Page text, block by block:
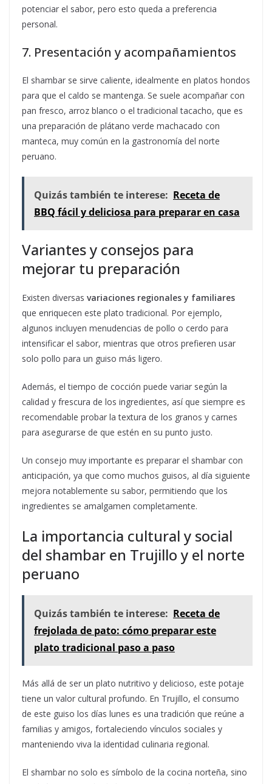
potenciar el sabor, pero esto queda a preferencia
personal.
7. Presentación y acompañamientos
El shambar se sirve caliente, idealmente en platos hondos
para que el caldo se mantenga. Se suele acompañar con
pan fresco, arroz blanco o el tradicional tacacho, que es
una preparación de plátano verde machacado con
manteca, muy común en la gastronomía del norte
peruano.
Quizás también te interese: Receta de
BBQ fácil y deliciosa para preparar en casa
Variantes y consejos para
mejorar tu preparación
Existen diversas variaciones regionales y familiares
que enriquecen este plato tradicional. Por ejemplo,
algunos incluyen menudencias de pollo o cerdo para
intensificar el sabor, mientras que otros prefieren usar
solo pollo para un guiso más ligero.
Además, el tiempo de cocción puede variar según la
calidad y frescura de los ingredientes, así que siempre es
recomendable probar la textura de los granos y carnes
para asegurarse de que estén en su punto justo.
Un consejo muy importante es preparar el shambar con
anticipación, ya que como muchos guisos, al día siguiente
mejora notablemente su sabor, permitiendo que los
ingredientes se amalgamen completamente.
La importancia cultural y social
del shambar en Trujillo y el norte
peruano
Quizás también te interese: Receta de
frejolada de pato: cómo preparar este
plato tradicional paso a paso
Más allá de ser un plato nutritivo y delicioso, este potaje
tiene un valor cultural profundo. En Trujillo, el consumo
de este guiso los días lunes es una tradición que reúne a
familias y amigos, fortaleciendo vínculos sociales y
manteniendo viva la identidad culinaria regional.
El shambar no solo es símbolo de la cocina norteña, sino